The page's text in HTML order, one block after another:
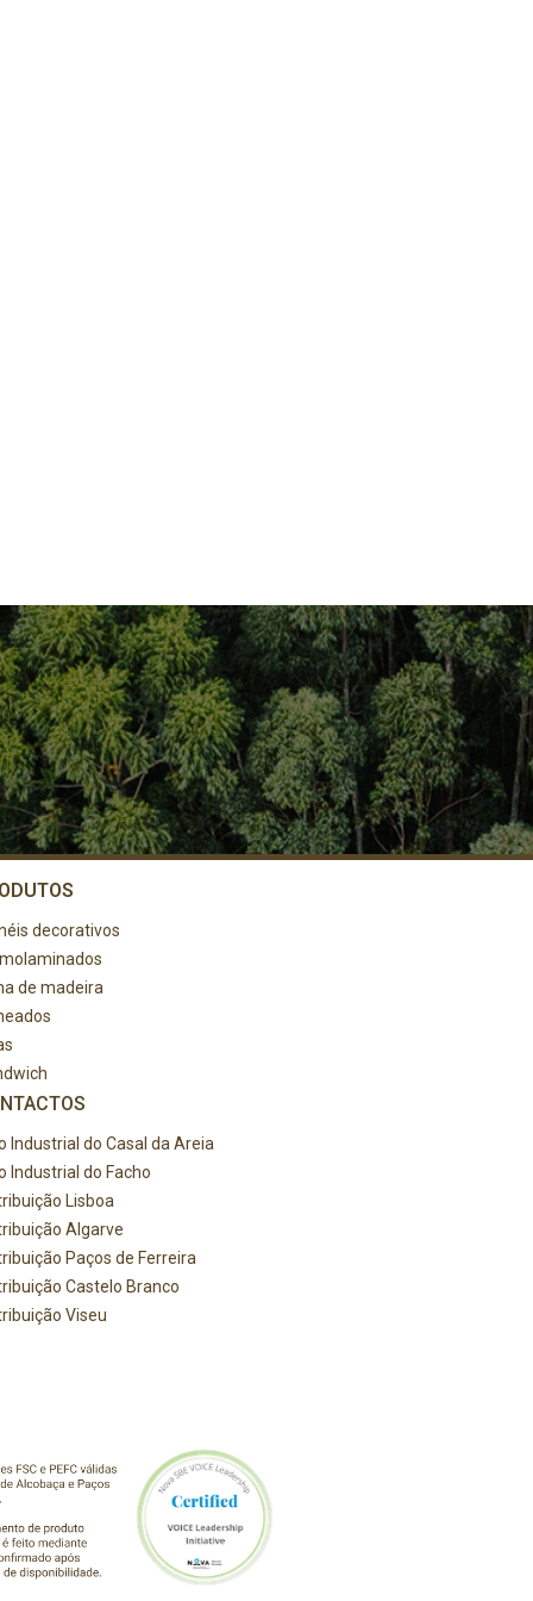
decorativos
de madeira
Industrial do Casal da Areia
Industrial do Facho
Lisboa
Algarve
Paços de Ferreira
Castelo Branco
Viseu